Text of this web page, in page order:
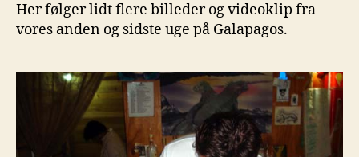
Her følger lidt flere billeder og videoklip fra
vores anden og sidste uge på Galapagos.